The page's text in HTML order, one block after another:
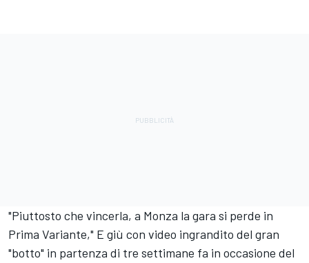
"Piuttosto che vincerla, a Monza la gara si perde in
Prima Variante," E giù con video ingrandito del gran
"botto" in partenza di tre settimane fa in occasione del